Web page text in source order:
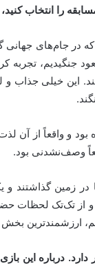
را انتخاب
جام‌های جهانی
تجربه
این خیلی
و واقعاً از آن لذت
وصف‌نشدنی بود.
زمین گذاشتند و
و از تک‌تک لحظات
ارزشمندترین
درباره این